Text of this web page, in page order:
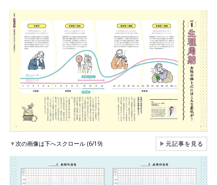
▼次の画像は下へスクロール (6/19) ▶元記事を見る